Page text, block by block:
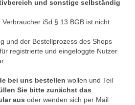
und sonstige selbständig
iSd § 13 BGB ist nicht
und der Bestellprozess des Shops
registrierte und eingeloggte Nutzer
bei uns bestellen wollen und Teil
Sie bitte zunächst das
aus oder wenden sich per Mail